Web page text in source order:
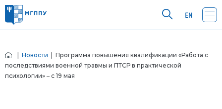
Новости | Программа повышения квалификации «Работа с
последствиями военной травмы и ПТСР в практической
психологии» – с 19 мая